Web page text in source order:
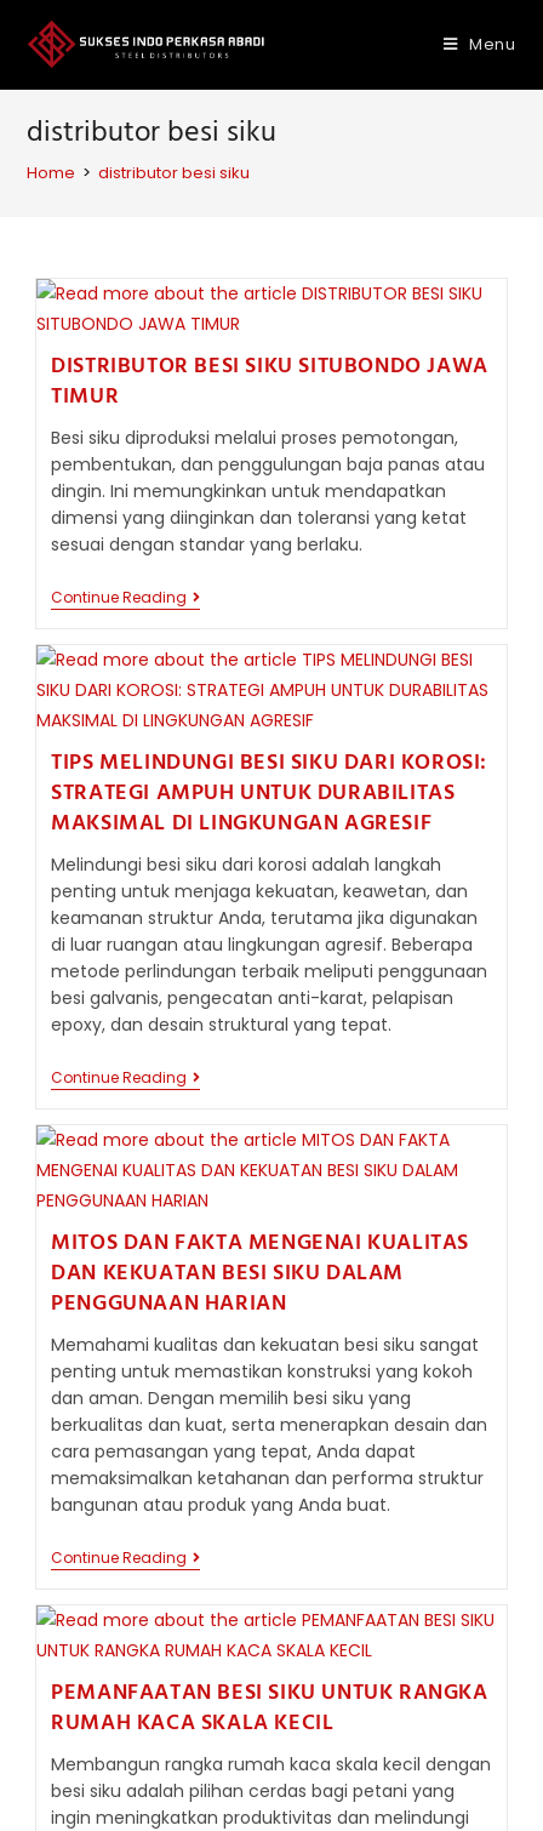
content
Menu
distributor besi siku
Home > distributor besi siku
DISTRIBUTOR BESI SIKU SITUBONDO JAWA
TIMUR
Besi siku diproduksi melalui proses pemotongan,
pembentukan, dan penggulungan baja panas atau
dingin. Ini memungkinkan untuk mendapatkan
dimensi yang diinginkan dan toleransi yang ketat
sesuai dengan standar yang berlaku.
Continue Reading DISTRIBUTOR
BESI
SITUBONDO
TIMUR
TIPS MELINDUNGI BESI SIKU DARI KOROSI:
STRATEGI AMPUH UNTUK DURABILITAS
MAKSIMAL DI LINGKUNGAN AGRESIF
Melindungi besi siku dari korosi adalah langkah
penting untuk menjaga kekuatan, keawetan, dan
keamanan struktur Anda, terutama jika digunakan
di luar ruangan atau lingkungan agresif. Beberapa
metode perlindungan terbaik meliputi penggunaan
besi galvanis, pengecatan anti-karat, pelapisan
epoxy, dan desain struktural yang tepat.
Continue Reading TIPS
MELINDUNGI
SIKU
KOROSI:
STRATEGI
AMPUH
UNTUK
DURABILITAS
MAKSIMAL
DI
LINGKUNGAN
MITOS DAN FAKTA MENGENAI KUALITAS
DAN KEKUATAN BESI SIKU DALAM
PENGGUNAAN HARIAN
Memahami kualitas dan kekuatan besi siku sangat
penting untuk memastikan konstruksi yang kokoh
dan aman. Dengan memilih besi siku yang
berkualitas dan kuat, serta menerapkan desain dan
cara pemasangan yang tepat, Anda dapat
memaksimalkan ketahanan dan performa struktur
bangunan atau produk yang Anda buat.
Continue Reading MITOS
DAN
MENGENAI
DAN
BESI
SIKU
DALAM
PENGGUNAAN
HARIAN
PEMANFAATAN BESI SIKU UNTUK RANGKA
RUMAH KACA SKALA KECIL
Membangun rangka rumah kaca skala kecil dengan
besi siku adalah pilihan cerdas bagi petani yang
ingin meningkatkan produktivitas dan melindungi